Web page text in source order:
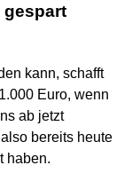
gespart
kann, schafft
Euro, wenn
ab jetzt
bereits heute
haben.